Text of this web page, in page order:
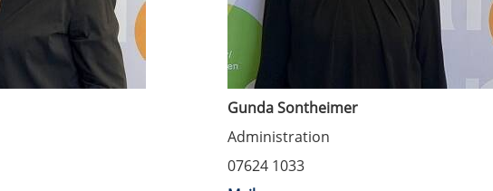
Gunda Sontheimer
Administration
07624 1033